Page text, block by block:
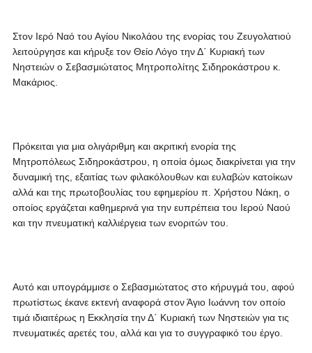
Στον Ιερό Ναό του Αγίου Νικολάου της ενορίας του Ζευγολατιού
λειτούργησε και κήρυξε τον Θείο Λόγο την Δ΄ Κυριακή των
Νηστειών ο Σεβασμιώτατος Μητροπολίτης Σιδηροκάστρου κ.
Μακάριος.
Πρόκειται για μια ολιγάριθμη και ακριτική ενορία της
Μητροπόλεως Σιδηροκάστρου, η οποία όμως διακρίνεται για την
δυναμική της, εξαιτίας των φιλακόλουθων και ευλαβών κατοίκων
αλλά και της πρωτοβουλίας του εφημερίου π. Χρήστου Νάκη, ο
οποίος εργάζεται καθημερινά για την ευπρέπεια του Ιερού Ναού
και την πνευματική καλλιέργεια των ενοριτών του.
Αυτό και υπογράμμισε ο Σεβασμιώτατος στο κήρυγμά του, αφού
πρωτίστως έκανε εκτενή αναφορά στον Άγιο Ιωάννη τον οποίο
τιμά ιδιαιτέρως η Εκκλησία την Δ΄ Κυριακή των Νηστειών για τις
πνευματικές αρετές του, αλλά και για το συγγραφικό του έργο.